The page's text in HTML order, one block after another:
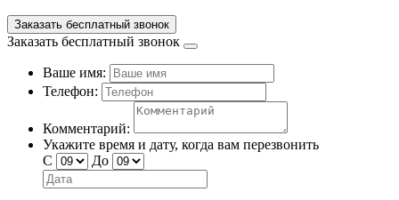
Заказать бесплатный звонок
Заказать бесплатный звонок
Ваше имя:
Телефон:
Комментарий:
Укажите время и дату, когда вам перезвонить
С
До